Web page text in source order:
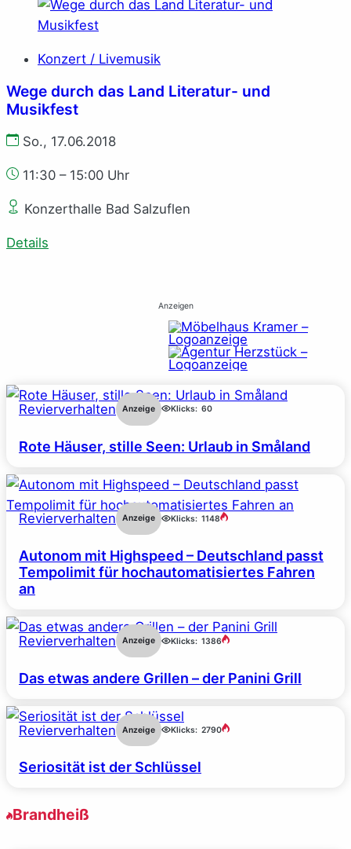
Konzert / Livemusik
Wege durch das Land Literatur- und
Musikfest
So., 17.06.2018
11:30 – 15:00 Uhr
Konzerthalle Bad Salzuflen
Details
Anzeigen
Revierverhalten Anzeige Klicks: 60
Rote Häuser, stille Seen: Urlaub in Småland
Revierverhalten Anzeige Klicks: 1148
Autonom mit Highspeed – Deutschland passt
Tempolimit für hochautomatisiertes Fahren
an
Revierverhalten Anzeige Klicks: 1386
Das etwas andere Grillen – der Panini Grill
Revierverhalten Anzeige Klicks: 2790
Seriosität ist der Schlüssel
Brandheiß